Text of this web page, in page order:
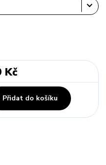
Kč
Přidat do košíku